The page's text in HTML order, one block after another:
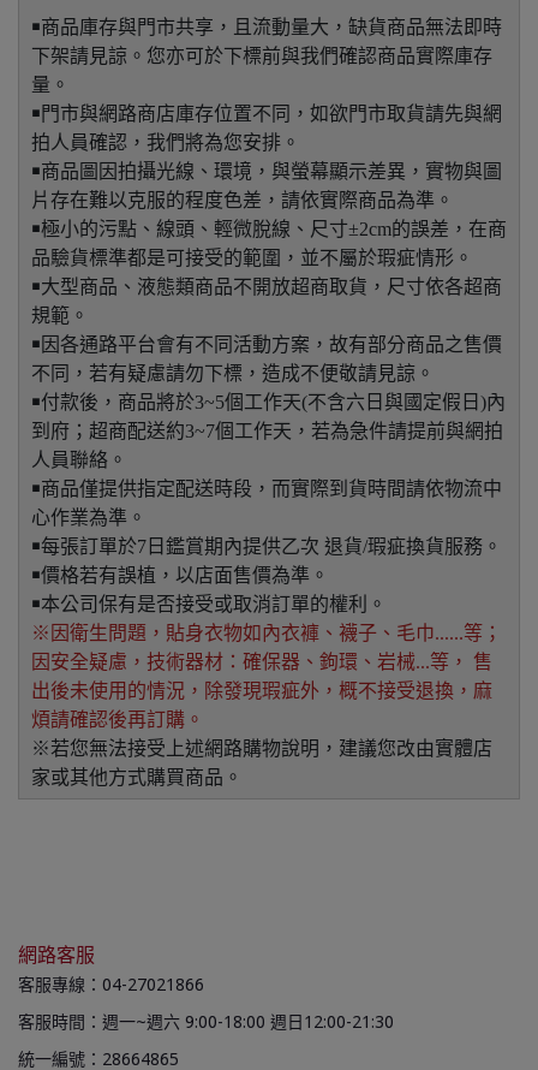
￭商品庫存與門市共享，且流動量大，缺貨商品無法即時
下架請見諒。您亦可於下標前與我們確認商品實際庫存
量。
￭門市與網路商店庫存位置不同，如欲門市取貨請先與網
拍人員確認，我們將為您安排。
￭商品圖因拍攝光線、環境，與螢幕顯示差異，實物與圖
片存在難以克服的程度色差，請依實際商品為準。
￭極小的污點、線頭、輕微脫線、尺寸±2cm的誤差，在商
品驗貨標準都是可接受的範圍，並不屬於瑕疵情形。
￭大型商品、液態類商品不開放超商取貨，尺寸依各超商
規範。
￭因各通路平台會有不同活動方案，故有部分商品之售價
不同，若有疑慮請勿下標，造成不便敬請見諒。
￭付款後，商品將於3~5個工作天(不含六日與國定假日)內
到府；超商配送約3~7個工作天，若為急件請提前與網拍
人員聯絡。
￭商品僅提供指定配送時段，而實際到貨時間請依物流中
心作業為準。
￭每張訂單於7日鑑賞期內提供乙次 退貨/瑕疵換貨服務。
￭價格若有誤植，以店面售價為準。
￭本公司保有是否接受或取消訂單的權利。
※因衛生問題，貼身衣物如內衣褲、襪子、毛巾......等；
因安全疑慮，技術器材：確保器、鉤環、岩械...等， 售
出後未使用的情況，除發現瑕疵外，概不接受退換，麻
煩請確認後再訂購。
※若您無法接受上述網路購物說明，建議您改由實體店
家或其他方式購買商品。
網路客服
客服專線：04-27021866
客服時間：週一~週六 9:00-18:00 週日12:00-21:30
統一編號：28664865